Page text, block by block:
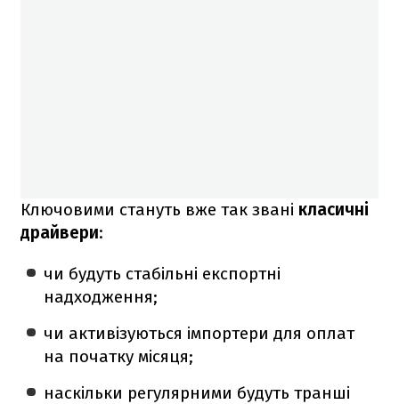
Ключовими стануть вже так звані класичні
драйвери:
чи будуть стабільні експортні
надходження;
чи активізуються імпортери для оплат
на початку місяця;
наскільки регулярними будуть транші